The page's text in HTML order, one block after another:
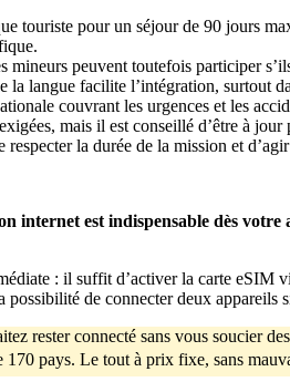
touriste pour un séjour de 90 jours
peuvent toutefois participer
la langue facilite l’intégration, surtout
couvrant les urgences et les
mais il est conseillé d’être à
respecter la durée de la mission et
internet est indispensable dès votre
: il suffit d’activer la carte eSIM
possibilité de connecter deux
rester connecté sans vous soucier
pays. Le tout à prix fixe, sans